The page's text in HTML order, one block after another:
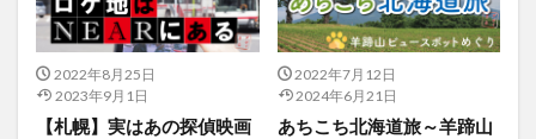
2022年8月25日
2023年9月1日
【札幌】実はあの探偵映画
2022年7月12日
2024年6月21日
あちこち北海道旅～羊蹄山